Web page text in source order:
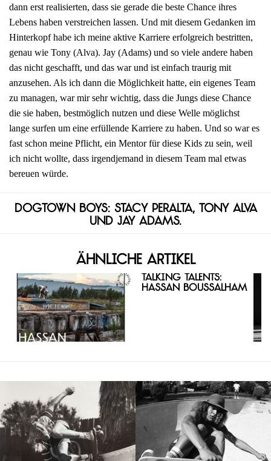
dann erst realisierten, dass sie gerade die beste Chance ihres
Lebens haben verstreichen lassen. Und mit diesem Gedanken im
Hinterkopf habe ich meine aktive Karriere erfolgreich bestritten,
genau wie Tony (Alva). Jay (Adams) und so viele andere haben
das nicht geschafft, und das war und ist einfach traurig mit
anzusehen. Als ich dann die Möglichkeit hatte, ein eigenes Team
zu managen, war mir sehr wichtig, dass die Jungs diese Chance
die sie haben, bestmöglich nutzen und diese Welle möglichst
lange surfen um eine erfüllende Karriere zu haben. Und so war es
fast schon meine Pflicht, ein Mentor für diese Kids zu sein, weil
ich nicht wollte, dass irgendjemand in diesem Team mal etwas
bereuen würde.
Dogtown Boys: Stacy Peralta, Tony Alva
und Jay Adams.
Ähnliche Artikel
Talking Talents:
Hassan Boussalham